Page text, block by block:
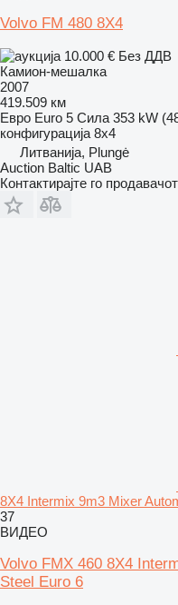
Volvo FM 480 8X4
10.000 € Без ДДВ
Камион-мешалка
2007
419.509 км
Евро Euro 5 Сила 353 kW
конфигурација 8x4
Литванија, Plungė
Auction Baltic UAB
Контактирајте го продавачот
8X4 Intermix 9m3 Mixer
37
ВИДЕО
Volvo FMX 460 8X4
Steel Euro 6